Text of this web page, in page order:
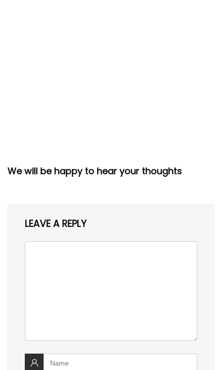
We will be happy to hear your thoughts
LEAVE A REPLY